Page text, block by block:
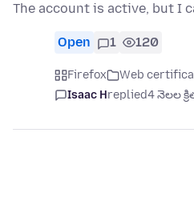
The account is active, but I
Open 1 120
Firefox Web
Isaac Hreplied4 నెలల